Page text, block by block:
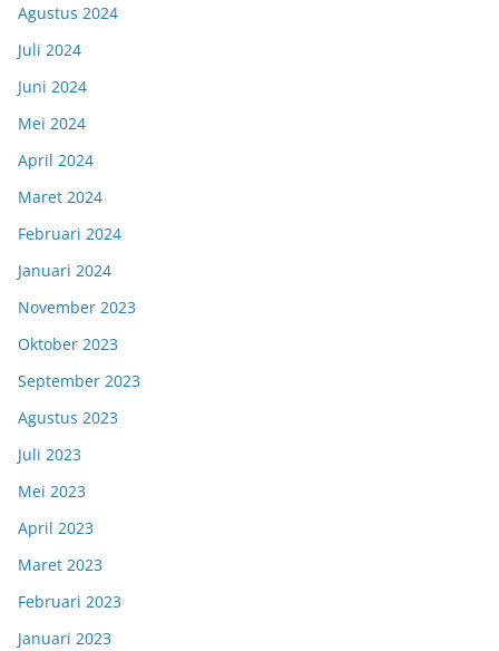
Agustus 2024
Juli 2024
Juni 2024
Mei 2024
April 2024
Maret 2024
Februari 2024
Januari 2024
November 2023
Oktober 2023
September 2023
Agustus 2023
Juli 2023
Mei 2023
April 2023
Maret 2023
Februari 2023
Januari 2023